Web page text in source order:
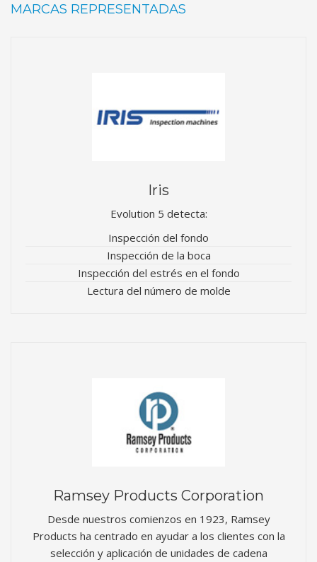
MARCAS REPRESENTADAS
Iris
Evolution 5 detecta:
Inspección del fondo
Inspección de la boca
Inspección del estrés en el fondo
Lectura del número de molde
Ramsey Products Corporation
Desde nuestros comienzos en 1923, Ramsey
Products ha centrado en ayudar a los clientes con la
selección y aplicación de unidades de cadena